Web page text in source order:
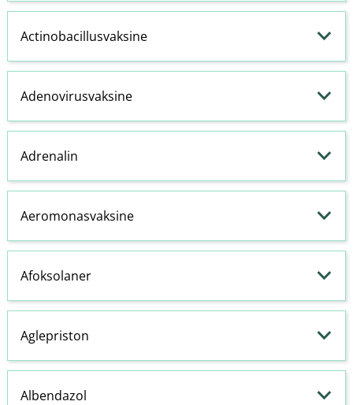
Actinobacillusvaksine
Adenovirusvaksine
Adrenalin
Aeromonasvaksine
Afoksolaner
Aglepriston
Albendazol